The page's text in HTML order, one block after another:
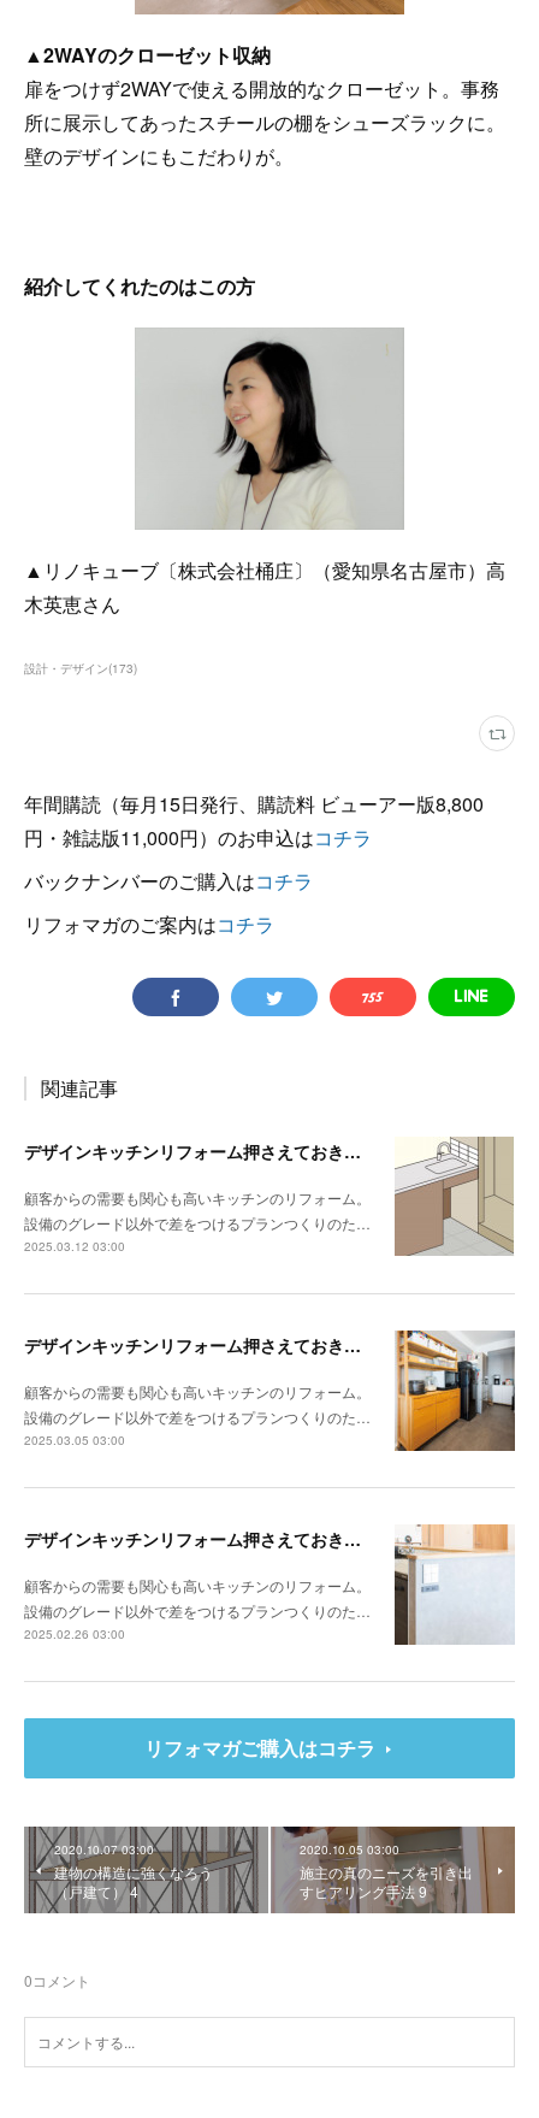
▲2WAYのクローゼット収納
扉をつけず2WAYで使える開放的なクローゼット。事務
所に展示してあったスチールの棚をシューズラックに。
壁のデザインにもこだわりが。
紹介してくれたのはこの方
▲リノキューブ〔株式会社桶庄〕（愛知県名古屋市）高
木英恵さん
設計・デザイン(173)
年間購読（毎月15日発行、購読料 ビューアー版8,800
円・雑誌版11,000円）のお申込はコチラ
バックナンバーのご購入はコチラ
リフォマガのご案内はコチラ
関連記事
デザインキッチンリフォーム押さえておきたい3か条 《その3》設備以外の使い勝手・デザイン性
顧客からの需要も関心も高いキッチンのリフォーム。
設備のグレード以外で差をつけるプランつくりのた…
2025.03.12 03:00
デザインキッチンリフォーム押さえておきたい3か条 《その2》収納の計画をたてる
顧客からの需要も関心も高いキッチンのリフォーム。
設備のグレード以外で差をつけるプランつくりのた…
2025.03.05 03:00
デザインキッチンリフォーム押さえておきたい3か条 《その1》低予算でもできる納まりの工夫
顧客からの需要も関心も高いキッチンのリフォーム。
設備のグレード以外で差をつけるプランつくりのた…
2025.02.26 03:00
リフォマガご購入はコチラ
2020.10.07 03:00
建物の構造に強くなろう
（戸建て） 4
2020.10.05 03:00
施主の真のニーズを引き出
すヒアリング手法 9
0コメント